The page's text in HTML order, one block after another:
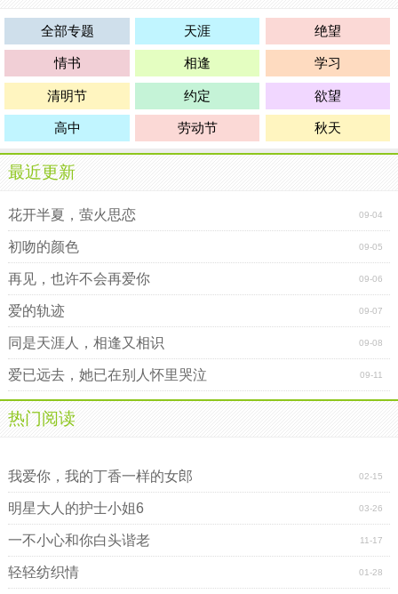
全部专题 天涯 绝望
情书 相逢 学习
清明节 约定 欲望
高中 劳动节 秋天
最近更新
09-04
花开半夏，萤火思恋
09-05
初吻的颜色
09-06
再见，也许不会再爱你
09-07
爱的轨迹
09-08
同是天涯人，相逢又相识
09-11
爱已远去，她已在别人怀里哭泣
热门阅读
02-15
我爱你，我的丁香一样的女郎
03-26
明星大人的护士小姐6
11-17
一不小心和你白头谐老
01-28
轻轻纺织情